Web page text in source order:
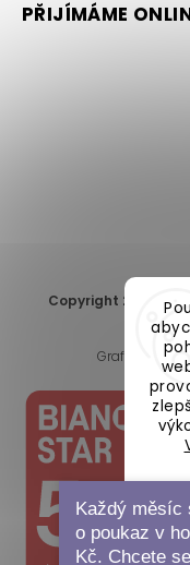
PŘIJÍMÁME
Copyright 2026
Grafický
Každý měsíc
o poukaz v
Kč. Chcete